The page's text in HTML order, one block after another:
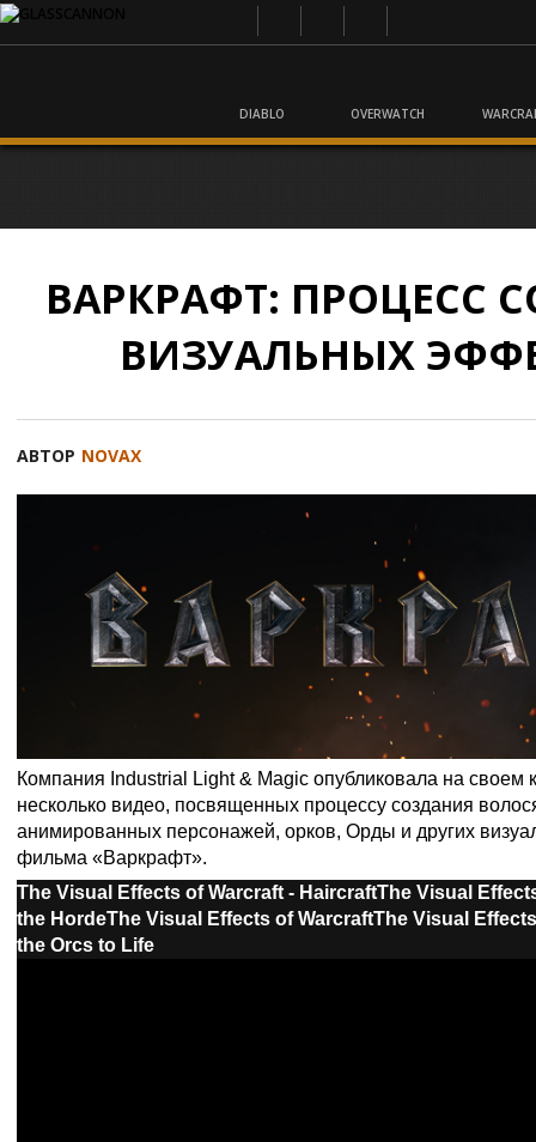
DIABLO OVERWATCH
ВАРКРАФТ: ПРОЦЕСС
ВИЗУАЛЬНЫХ
АВТОР NOVAX
Компания Industrial Light & Magic опубликовала на своем
несколько видео, посвященных процессу создания
анимированных персонажей, орков, Орды и других
фильма «Варкрафт».
The Visual Effects of Warcraft - HaircraftThe Visual
the HordeThe Visual Effects of WarcraftThe Visual
the Orcs to Life